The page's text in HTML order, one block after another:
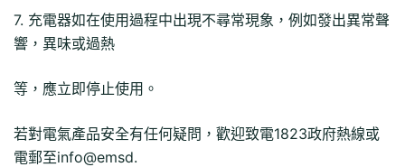
7. 充電器如在使用過程中出現不尋常現象，例如發出異常聲
響，異味或過熱
等，應立即停止使用。
若對電氣產品安全有任何疑問，歡迎致電1823政府熱線或
電郵至info@emsd.